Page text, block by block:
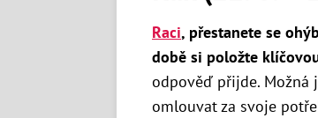
Raci, přestanete se
době si položte
odpověď přijde. Možná
omlouvat za svoje